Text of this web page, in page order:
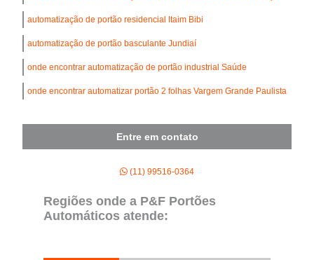
automatização de portão residencial Itaim Bibi
automatização de portão basculante Jundiaí
onde encontrar automatização de portão industrial Saúde
onde encontrar automatizar portão 2 folhas Vargem Grande Paulista
Entre em contato
(11) 99516-0364
Regiões onde a P&F Portões
Automáticos atende: